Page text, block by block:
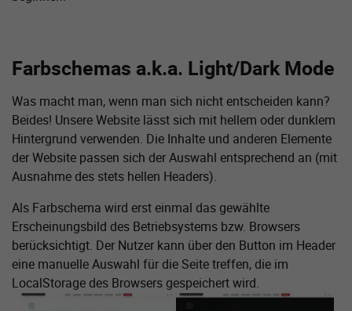
Zeige größere Version von: Zeige größere Version von:
Farbschemas a.k.a. Light/Dark Mode
Was macht man, wenn man sich nicht entscheiden kann?
Beides! Unsere Website lässt sich mit hellem oder dunklem
Hintergrund verwenden. Die Inhalte und anderen Elemente
der Website passen sich der Auswahl entsprechend an (mit
Ausnahme des stets hellen Headers).
Als Farbschema wird erst einmal das gewählte
Erscheinungsbild des Betriebsystems bzw. Browsers
berücksichtigt. Der Nutzer kann über den Button im Header
eine manuelle Auswahl für die Seite treffen, die im
LocalStorage des Browsers gespeichert wird.